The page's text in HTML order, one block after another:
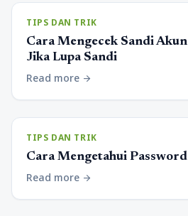
TIPS DAN TRIK
Cara Mengecek Sandi
Jika Lupa Sandi
Read more arrow_forward
TIPS DAN TRIK
Cara Mengetahui
Read more arrow_forward